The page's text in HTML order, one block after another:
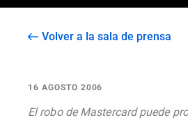
Volver a la sala de prensa
16 AGOSTO 2006
El robo de Mastercard puede